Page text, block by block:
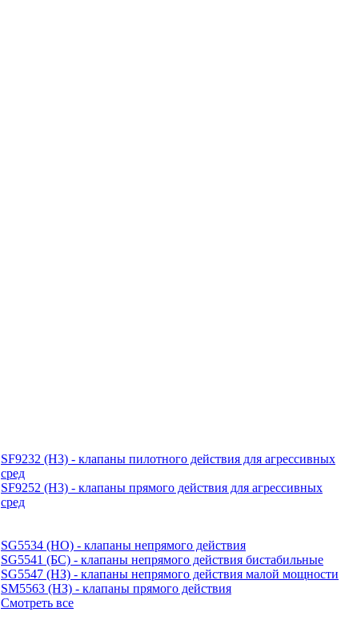
SF9232 (H3) - клапаны пилотного действия для агрессивных
сред
SF9252 (H3) - клапаны прямого действия для агрессивных
сред
SG5534 (НО) - клапаны непрямого действия
SG5541 (БС) - клапаны непрямого действия бистабильные
SG5547 (НЗ) - клапаны непрямого действия малой мощности
SM5563 (НЗ) - клапаны прямого действия
Смотреть все